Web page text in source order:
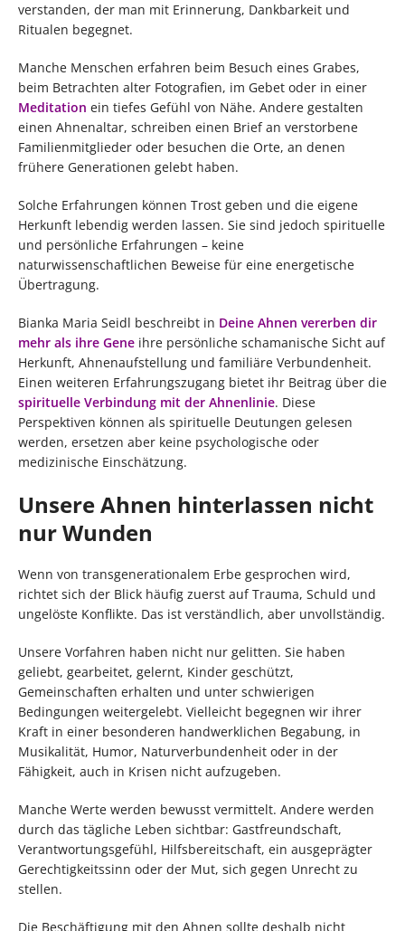
verstanden, der man mit Erinnerung, Dankbarkeit und
Ritualen begegnet.
Manche Menschen erfahren beim Besuch eines Grabes,
beim Betrachten alter Fotografien, im Gebet oder in einer
Meditation ein tiefes Gefühl von Nähe. Andere gestalten
einen Ahnenaltar, schreiben einen Brief an verstorbene
Familienmitglieder oder besuchen die Orte, an denen
frühere Generationen gelebt haben.
Solche Erfahrungen können Trost geben und die eigene
Herkunft lebendig werden lassen. Sie sind jedoch spirituelle
und persönliche Erfahrungen – keine
naturwissenschaftlichen Beweise für eine energetische
Übertragung.
Bianka Maria Seidl beschreibt in Deine Ahnen vererben dir
mehr als ihre Gene ihre persönliche schamanische Sicht auf
Herkunft, Ahnenaufstellung und familiäre Verbundenheit.
Einen weiteren Erfahrungszugang bietet ihr Beitrag über die
spirituelle Verbindung mit der Ahnenlinie. Diese
Perspektiven können als spirituelle Deutungen gelesen
werden, ersetzen aber keine psychologische oder
medizinische Einschätzung.
Unsere Ahnen hinterlassen nicht
nur Wunden
Wenn von transgenerationalem Erbe gesprochen wird,
richtet sich der Blick häufig zuerst auf Trauma, Schuld und
ungelöste Konflikte. Das ist verständlich, aber unvollständig.
Unsere Vorfahren haben nicht nur gelitten. Sie haben
geliebt, gearbeitet, gelernt, Kinder geschützt,
Gemeinschaften erhalten und unter schwierigen
Bedingungen weitergelebt. Vielleicht begegnen wir ihrer
Kraft in einer besonderen handwerklichen Begabung, in
Musikalität, Humor, Naturverbundenheit oder in der
Fähigkeit, auch in Krisen nicht aufzugeben.
Manche Werte werden bewusst vermittelt. Andere werden
durch das tägliche Leben sichtbar: Gastfreundschaft,
Verantwortungsgefühl, Hilfsbereitschaft, ein ausgeprägter
Gerechtigkeitssinn oder der Mut, sich gegen Unrecht zu
stellen.
Die Beschäftigung mit den Ahnen sollte deshalb nicht